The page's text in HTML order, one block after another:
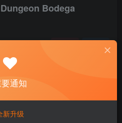
Dungeon Bodega
with a dream, then get busy
而忙，后来忙得忘了梦想
通知
新升级